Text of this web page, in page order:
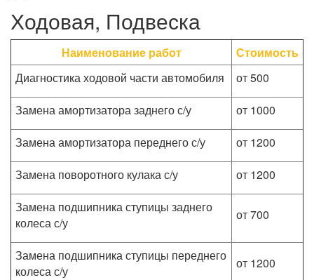
Ходовая, Подвеска
Наименование работ
Стоимость
Диагностика ходовой части автомобиля
от 500
Замена амортизатора заднего с/у
от 1000
Замена амортизатора переднего с/у
от 1200
Замена поворотного кулака с/у
от 1200
Замена подшипника ступицы заднего
колеса с/у
от 700
Замена подшипника ступицы переднего
колеса с/у
от 1200